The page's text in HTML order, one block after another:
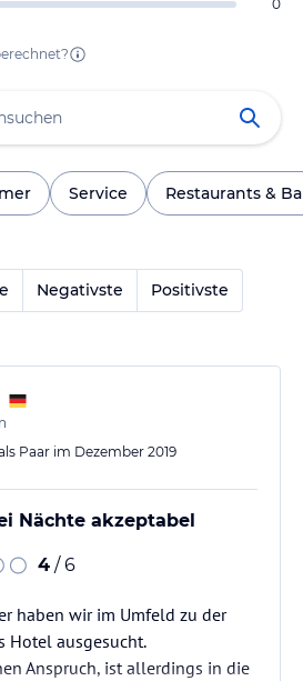
0
Service Restaurants &
Negativste Positivste
Paar im Dezember 2019
Nächte akzeptabel
4 / 6
haben wir im Umfeld zu der
Hotel ausgesucht.
Anspruch, ist allerdings in die